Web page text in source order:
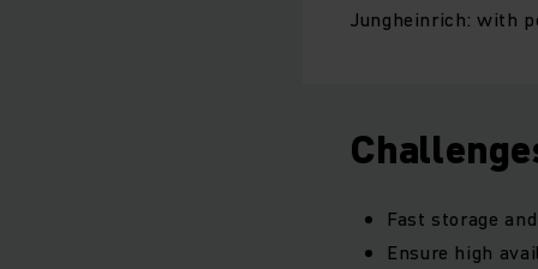
Jungheinrich: with
Fast storage
Ensure high